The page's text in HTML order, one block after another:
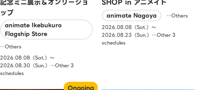
ップ
animate Ikebukuro
Flagship Store
…Others
2026.08.08（Sat.）〜
2026.08.30（Sun.）…Other 3
schedules
animate Nagoya
…Others
2026.08.08（Sat.）〜
2026.08.23（Sun.）…Other 3
schedules